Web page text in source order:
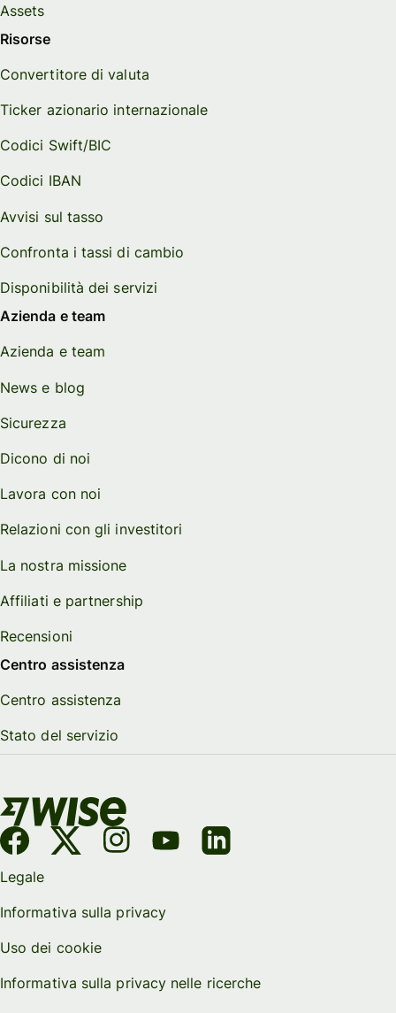
Assets
Risorse
Convertitore di valuta
Ticker azionario internazionale
Codici Swift/BIC
Codici IBAN
Avvisi sul tasso
Confronta i tassi di cambio
Disponibilità dei servizi
Azienda e team
Azienda e team
News e blog
Sicurezza
Dicono di noi
Lavora con noi
Relazioni con gli investitori
La nostra missione
Affiliati e partnership
Recensioni
Centro assistenza
Centro assistenza
Stato del servizio
Legale
Informativa sulla privacy
Uso dei cookie
Informativa sulla privacy nelle ricerche